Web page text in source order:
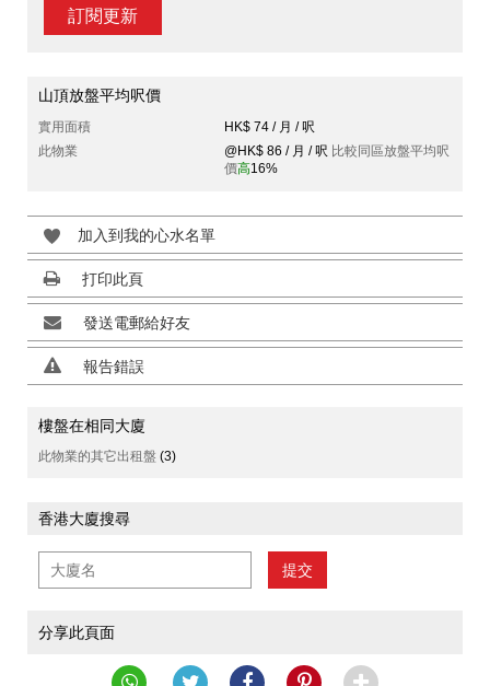
訂閱更新
山頂放盤平均呎價
實用面積
HK$ 74 / 月 / 呎
此物業
@HK$ 86 / 月 / 呎 比較同區放盤平均呎
價高16%
加入到我的心水名單
打印此頁
發送電郵給好友
報告錯誤
樓盤在相同大廈
此物業的其它出租盤 (3)
香港大廈搜尋
提交
分享此頁面